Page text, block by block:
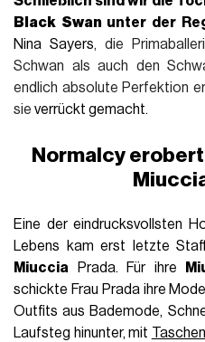
Black Swan unter der
Nina Sayers, die
Schwan als auch den
endlich absolute Perfektion
sie verrückt gemacht.
Normalcy
Eine der eindrucksvollsten
Lebens kam erst letzte
Miuccia Prada. Für ihre
schickte Frau Prada ihre
Outfits aus Bademode,
Laufsteg hinunter, mit Taschen